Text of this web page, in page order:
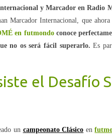
y Marcador en Radio
Marcador Internacional, que
en futmondoconoce
no os será fácil superarlo.Es
el Desafío
un campeonato Clásico en